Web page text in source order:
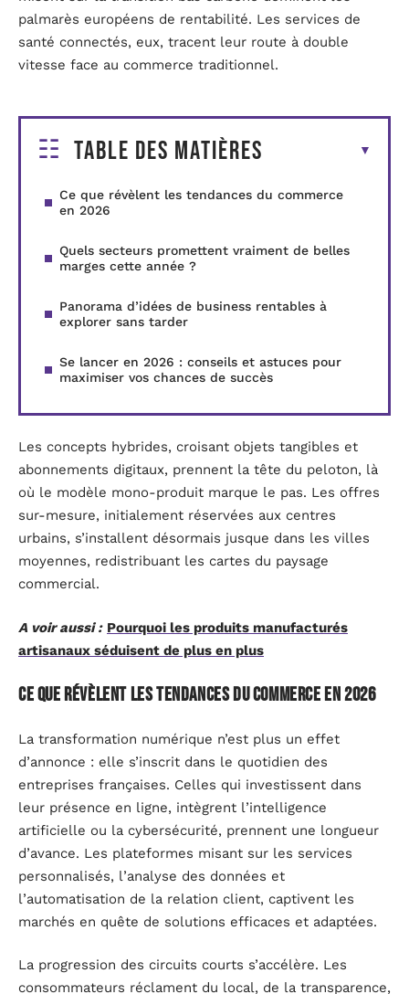
palmarès européens de rentabilité. Les services de
santé connectés, eux, tracent leur route à double
vitesse face au commerce traditionnel.
Table des matières
Ce que révèlent les tendances du commerce
en 2026
Quels secteurs promettent vraiment de belles
marges cette année ?
Panorama d’idées de business rentables à
explorer sans tarder
Se lancer en 2026 : conseils et astuces pour
maximiser vos chances de succès
Les concepts hybrides, croisant objets tangibles et
abonnements digitaux, prennent la tête du peloton, là
où le modèle mono-produit marque le pas. Les offres
sur-mesure, initialement réservées aux centres
urbains, s’installent désormais jusque dans les villes
moyennes, redistribuant les cartes du paysage
commercial.
A voir aussi : Pourquoi les produits manufacturés
artisanaux séduisent de plus en plus
Ce que révèlent les tendances du commerce en 2026
La transformation numérique n’est plus un effet
d’annonce : elle s’inscrit dans le quotidien des
entreprises françaises. Celles qui investissent dans
leur présence en ligne, intègrent l’intelligence
artificielle ou la cybersécurité, prennent une longueur
d’avance. Les plateformes misant sur les services
personnalisés, l’analyse des données et
l’automatisation de la relation client, captivent les
marchés en quête de solutions efficaces et adaptées.
La progression des circuits courts s’accélère. Les
consommateurs réclament du local, de la transparence,